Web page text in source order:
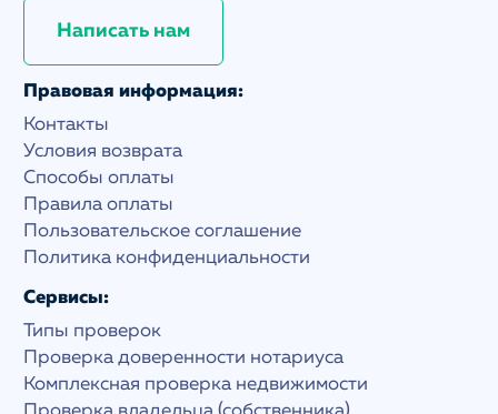
Написать нам
Правовая информация:
Контакты
Условия возврата
Способы оплаты
Правила оплаты
Пользовательское соглашение
Политика конфиденциальности
Сервисы:
Типы проверок
Проверка доверенности нотариуса
Комплексная проверка недвижимости